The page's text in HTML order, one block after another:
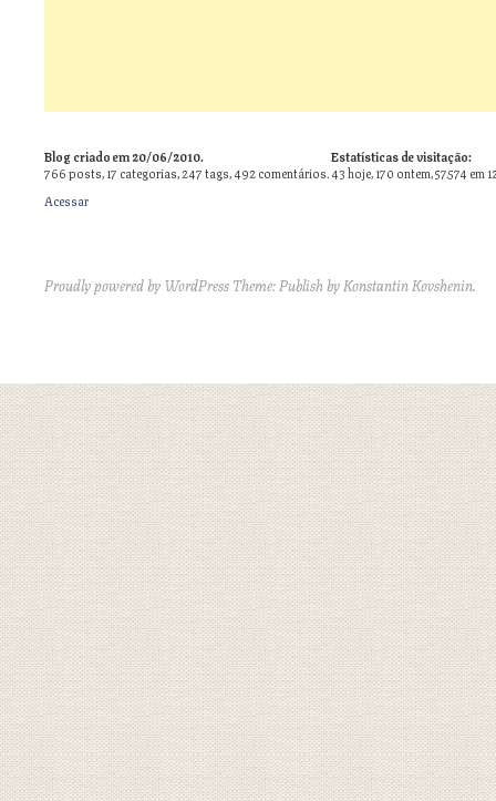
Blog criado em 20/06/2010.
766posts,17 categorias,247tags,492comentários.
Estatísticas de visitação:
43 hoje, 170 ontem, 57.574 em
Acessar
Proudly powered by WordPress Theme: Publish byKonstantin Kovshenin.